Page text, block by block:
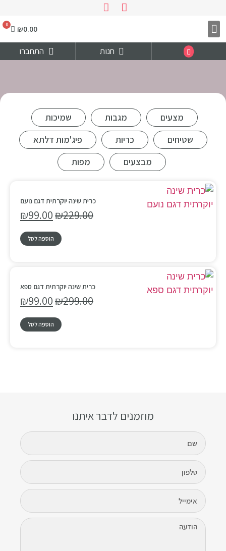
₪0.00
חנות התחברו
מצעים מגבות
שמיכות
שטיחים
כריות
פיג'מות דלתא
מבצעים
מפות
כרית שינה יוקרתית דגם נועם
₪229.00
₪99.00
הוספה לסל
כרית שינה יוקרתית דגם ספא
₪299.00
₪99.00
הוספה לסל
מוזמנים לדבר איתנו